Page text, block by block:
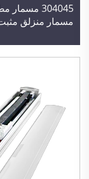
304045
مسمار منزلق